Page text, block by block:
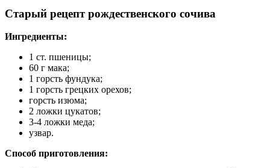
Старый рецепт рождественского сочива
Ингредиенты:
1 ст. пшеницы;
60 г мака;
1 горсть фундука;
1 горсть грецких орехов;
горсть изюма;
2 ложки цукатов;
3-4 ложки меда;
узвар.
Способ приготовления: